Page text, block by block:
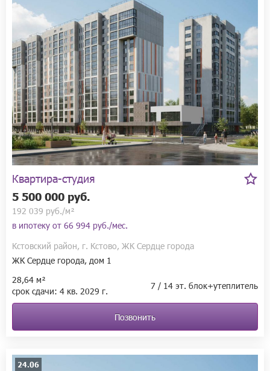
Квартира-студия
5 500 000 руб.
192 039 руб./м²
в ипотеку от 66 994 руб./мес.
Кстовский район, г. Кстово, ЖК Сердце города
ЖК Сердце города, дом 1
28,64 м²
срок сдачи: 4 кв. 2029 г. 7 / 14 эт. блок+утеплитель
Позвонить
24.06